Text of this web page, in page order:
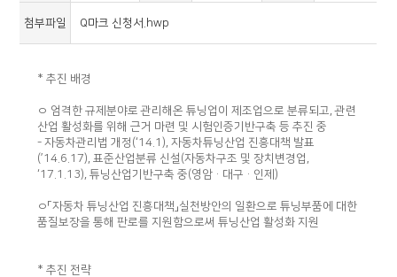
첨부파일 Q마크 신청서.hwp
* 추진 배경
ㅇ 엄격한 규제분야로 관리해온 튜닝업이 제조업으로 분류되고, 관련
산업 활성화를 위해 근거 마련 및 시험인증기반구축 등 추진 중
- 자동차관리법 개정(‘14.1), 자동차튜닝산업 진흥대책 발표
(’14.6.17), 표준산업분류 신설(자동차구조 및 장치변경업,
‘17.1.13), 튜닝산업기반구축 중(영암·대구·인제)
ㅇ「자동차 튜닝산업 진흥대책」실천방안의 일환으로 튜닝부품에 대한
품질보장을 통해 판로를 지원함으로써 튜닝산업 활성화 지원
* 추진 전략